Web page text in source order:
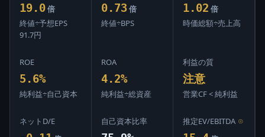
19.0 倍
終値÷予想EPS
91.7円
0.73 倍
終値÷BPS
1.02 倍
時価総額÷売上高
ROE
5.6%
純利益÷自己資本
ROA
4.2%
純利益÷総資産
利益の質
注意
営業CF < 純利益
ネットD/E 自己資本比率 推定EV/EBITDA ⊙